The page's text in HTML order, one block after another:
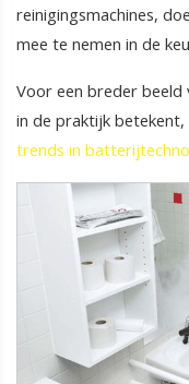
reinigingsmachines,
mee te nemen in de
Voor een breder
in de praktijk
trends in